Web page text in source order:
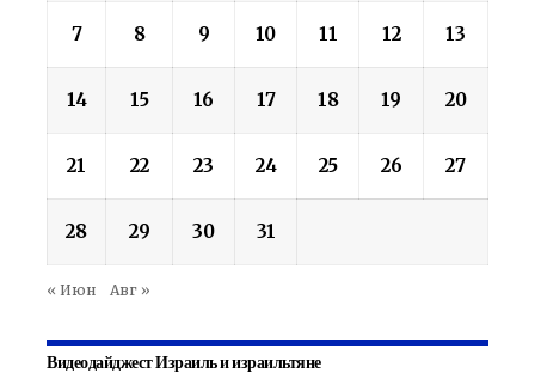
7 8 9 10 11 12 13
14 15 16 17 18 19 20
21 22 23 24 25 26 27
28 29 30 31
« Июн Авг »
Видеодайджест Израиль и израильтяне